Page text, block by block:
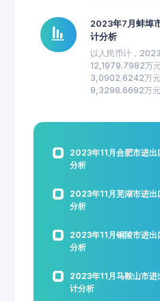
2023年7月蚌埠
计分析
以人民币计，
12,1979.7982万
3,0902.6242万元
9,3298.6692万元
2023年11月合肥市进出
分析
2023年11月芜湖市进出
分析
2023年11月铜陵市进出
分析
2023年11月马鞍山市进
计分析